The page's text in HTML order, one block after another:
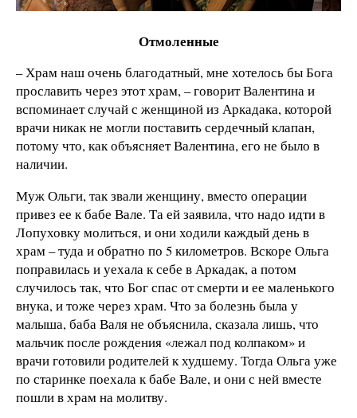
Отмоленные
– Храм наш очень благодатный, мне хотелось бы Бога
прославить через этот храм, – говорит Валентина и
вспоминает случай с женщиной из Аркадака, которой
врачи никак не могли поставить сердечный клапан,
потому что, как объясняет Валентина, его не было в
наличии.
Муж Ольги, так звали женщину, вместо операции
привез ее к бабе Вале. Та ей заявила, что надо идти в
Лопуховку молиться, и они ходили каждый день в
храм – туда и обратно по 5 километров. Вскоре Ольга
поправилась и уехала к себе в Аркадак, а потом
случилось так, что Бог спас от смерти и ее маленького
внука, и тоже через храм. Что за болезнь была у
малыша, баба Валя не объяснила, сказала лишь, что
мальчик после рождения «лежал под колпаком» и
врачи готовили родителей к худшему. Тогда Ольга уже
по старинке поехала к бабе Вале, и они с ней вместе
пошли в храм на молитву.